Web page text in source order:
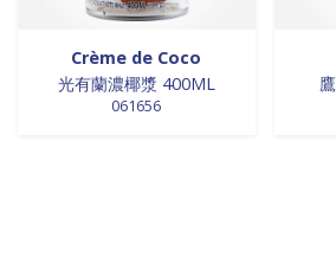
Crème de Coco
光有蘭濃椰漿 400ML
061656